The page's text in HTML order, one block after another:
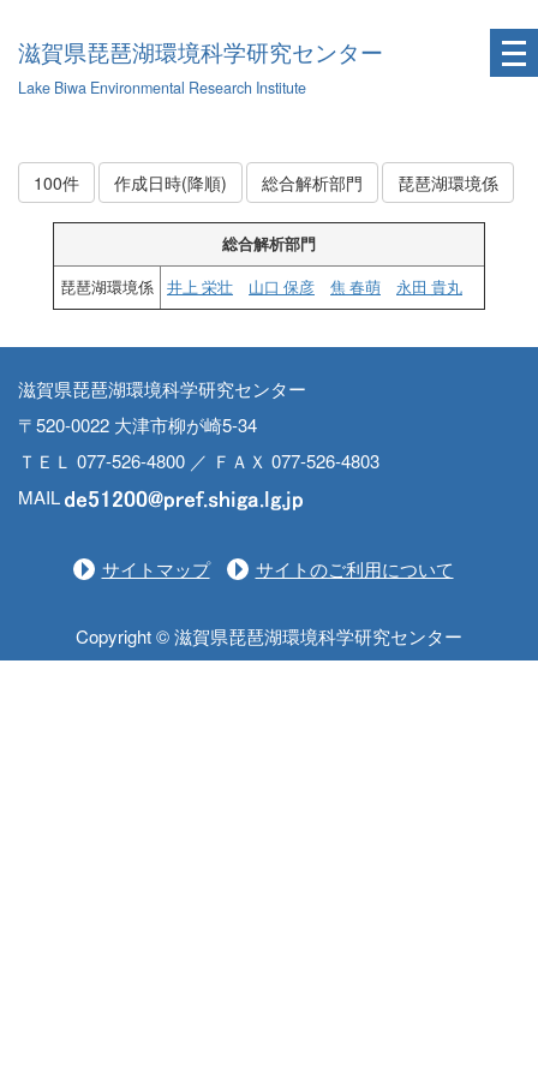
滋賀県琵琶湖環境科学研究センター
Lake Biwa Environmental Research Institute
100件 作成日時(降順) 総合解析部門 琵琶湖環境係
総合解析部門
琵琶湖環境係
井上 栄壮 山口 保彦 焦 春萌 永田 貴丸
滋賀県琵琶湖環境科学研究センター
〒520-0022 大津市柳が崎5-34
ＴＥＬ 077-526-4800 ／ ＦＡＸ 077-526-4803
MAIL
サイトマップ サイトのご利用について
Copyright © 滋賀県琵琶湖環境科学研究センター